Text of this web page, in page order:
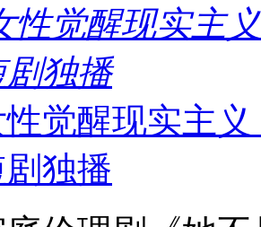
性觉醒现实主
独播
觉醒现实主
独播